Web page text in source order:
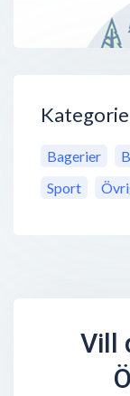
Bagerier
Sport
Vill